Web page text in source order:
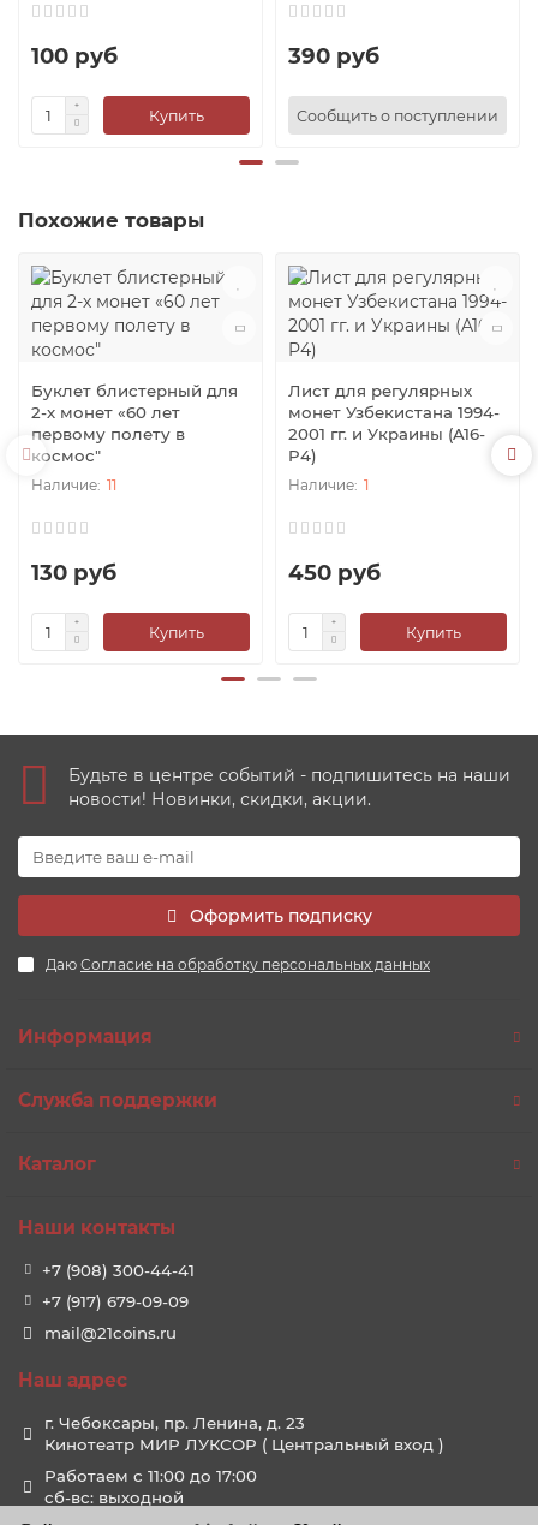
100 руб
Купить
390 руб
Сообщить о поступлении
Похожие товары
Буклет блистерный для
2-х монет «60 лет
первому полету в
космос"
11
130 руб
Купить
Лист для регулярных
монет Узбекистана 1994-
2001 гг. и Украины (A16-
P4)
1
450 руб
Купить
Будьте в центре событий - подпишитесь на наши
новости! Новинки, скидки, акции.
Оформить подписку
Даю Согласие на обработку персональных данных
Информация
Служба поддержки
Каталог
Наши контакты
+7 (908) 300-44-41
+7 (917) 679-09-09
mail@21coins.ru
Наш адрес
г. Чебоксары, пр. Ленина, д. 23
Кинотеатр МИР ЛУКСОР ( Центральный вход )
Работаем с 11:00 до 17:00
сб-вс: выходной